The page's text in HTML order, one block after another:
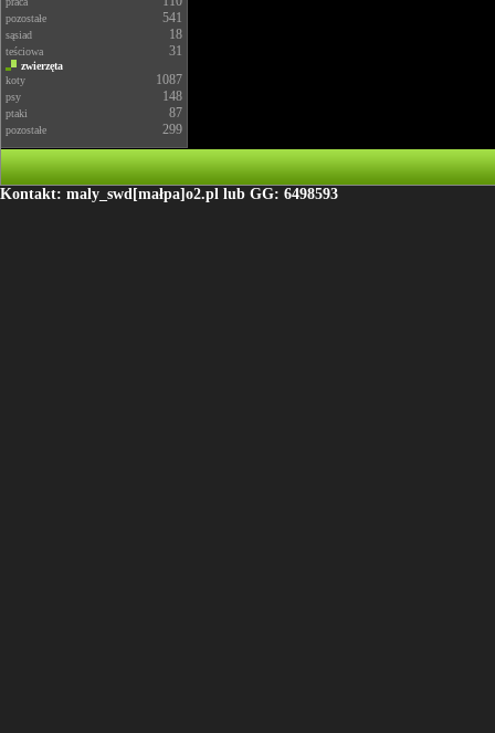
pozostałe 541
sąsiad 18
teściowa 31
zwierzęta
koty
1087
psy 148
ptaki 87
pozostałe 299
Kontakt: maly_swd[małpa]o2.pl lub GG: 6498593